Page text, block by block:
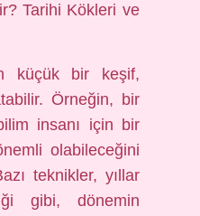
Tarihi Kökleri ve
küçük bir keşif,
Örneğin, bir
insanı için bir
olabileceğini
teknikler, yıllar
gibi, dönemin